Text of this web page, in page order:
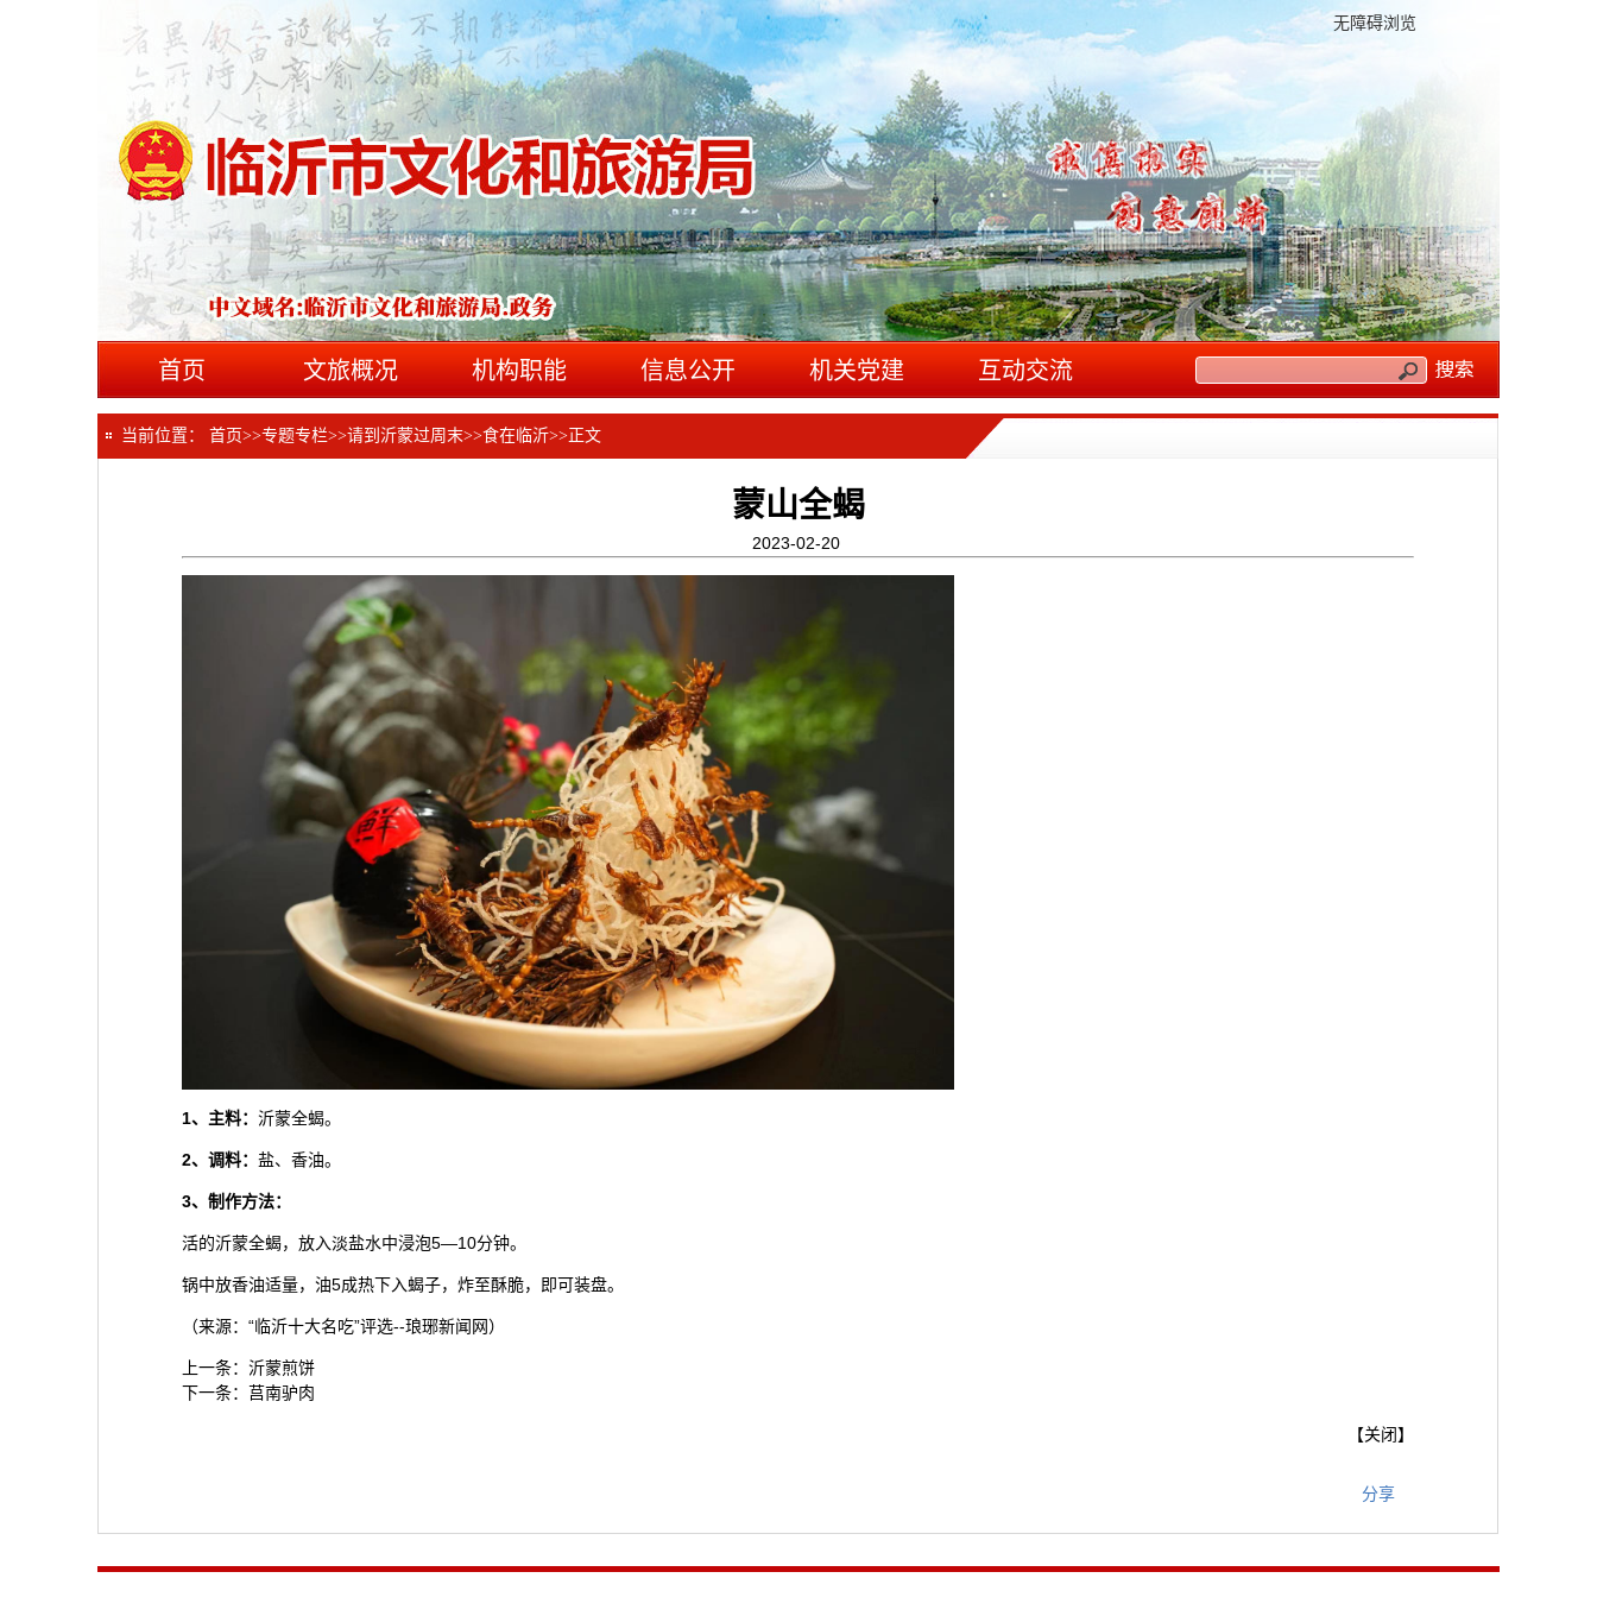
无障碍浏览
首页 文旅概况 机构职能 信息公开 机关党建 互动交流
当前位置： 首页>>专题专栏>>请到沂蒙过周末>>食在临沂>> 正文
蒙山全蝎
2023-02-20
1、主料： 沂蒙全蝎。
2、调料： 盐、香油。
3、制作方法：
活的沂蒙全蝎，放入淡盐水中浸泡5—10分钟。
锅中放香油适量，油5成热下入蝎子，炸至酥脆，即可装盘。
（来源：“临沂十大名吃”评选--琅琊新闻网）
上一条： 沂蒙煎饼
下一条： 莒南驴肉
【关闭】
分享